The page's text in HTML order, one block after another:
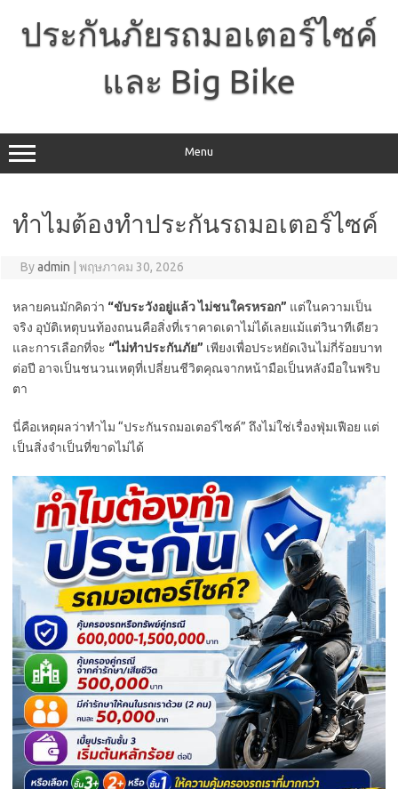
contentประกันภัยรถมอเตอร์ไซค์
และ Big Bike
Menu
ทำไมต้องทำประกันรถมอเตอร์ไซค์
Byadmin พฤษภาคม 30, 2026
หลายคนมักคิดว่า “ขับระวังอยู่แล้ว ไม่ชนใครหรอก” แต่ในความเป็น
จริง อุบัติเหตุบนท้องถนนคือสิ่งที่เราคาดเดาไม่ได้เลยแม้แต่วินาทีเดียว
และการเลือกที่จะ “ไม่ทำประกันภัย” เพียงเพื่อประหยัดเงินไม่กี่ร้อยบาท
ต่อปี อาจเป็นชนวนเหตุที่เปลี่ยนชีวิตคุณจากหน้ามือเป็นหลังมือในพริบ
ตา
นี่คือเหตุผลว่าทำไม “ประกันรถมอเตอร์ไซค์” ถึงไม่ใช่เรื่องฟุ่มเฟือย แต่
เป็นสิ่งจำเป็นที่ขาดไม่ได้